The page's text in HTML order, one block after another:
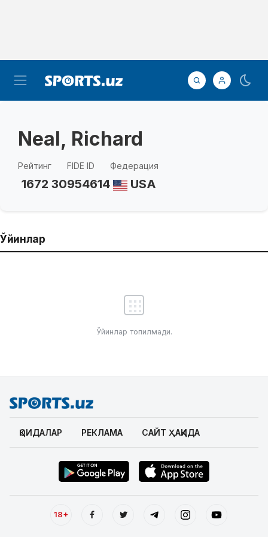
Neal, Richard
Рейтинг
1672
FIDE ID
30954614
Федерация
USA
Ўйинлар
Ўйинлар топилмади.
ҚОИДАЛАР РЕКЛАМА САЙТ ҲАҚИДА
18+